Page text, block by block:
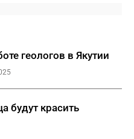
геологов в Якутии
будут красить